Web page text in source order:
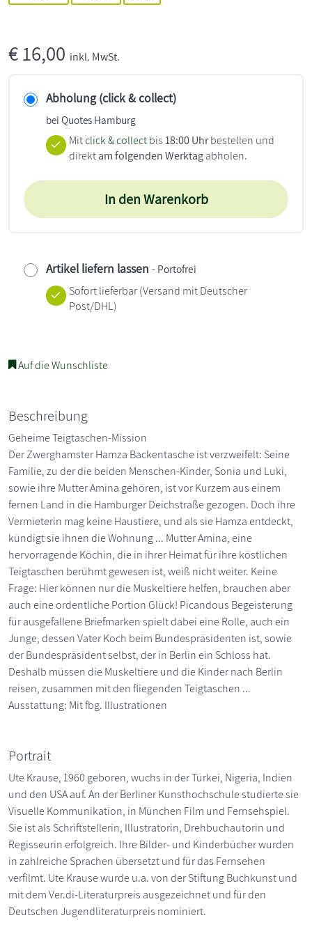
€16,00 inkl. MwSt.
Abholung (click & collect)
bei Quotes Hamburg
Mitclick & collect bis18:00 Uhrbestellen und
direktam folgenden Werktagabholen.
In den Warenkorb
Artikel liefern lassen - Portofrei
Sofort lieferbar(Versand mit Deutscher
Post/DHL)
Auf die Wunschliste
Beschreibung
Geheime Teigtaschen-Mission
Der Zwerghamster Hamza Backentasche ist verzweifelt: Seine
Familie, zu der die beiden Menschen-Kinder, Sonia und Luki,
sowie ihre Mutter Amina gehören, ist vor Kurzem aus einem
fernen Land in die Hamburger Deichstraße gezogen. Doch ihre
Vermieterin mag keine Haustiere, und als sie Hamza entdeckt,
kündigt sie ihnen die Wohnung ... Mutter Amina, eine
hervorragende Köchin, die in ihrer Heimat für ihre köstlichen
Teigtaschen berühmt gewesen ist, weiß nicht weiter. Keine
Frage: Hier können nur die Muskeltiere helfen, brauchen aber
auch eine ordentliche Portion Glück! Picandous Begeisterung
für ausgefallene Briefmarken spielt dabei eine Rolle, auch ein
Junge, dessen Vater Koch beim Bundespräsidenten ist, sowie
der Bundespräsident selbst, der in Berlin ein Schloss hat.
Deshalb müssen die Muskeltiere und die Kinder nach Berlin
reisen, zusammen mit den fliegenden Teigtaschen ...
Ausstattung: Mit fbg. Illustrationen
Portrait
Ute Krause, 1960 geboren, wuchs in der Türkei, Nigeria, Indien
und den USA auf. An der Berliner Kunsthochschule studierte sie
Visuelle Kommunikation, in München Film und Fernsehspiel.
Sie ist als Schriftstellerin, Illustratorin, Drehbuchautorin und
Regisseurin erfolgreich. Ihre Bilder- und Kinderbücher wurden
in zahlreiche Sprachen übersetzt und für das Fernsehen
verfilmt. Ute Krause wurde u.a. von der Stiftung Buchkunst und
mit dem Ver.di-Literaturpreis ausgezeichnet und für den
Deutschen Jugendliteraturpreis nominiert.